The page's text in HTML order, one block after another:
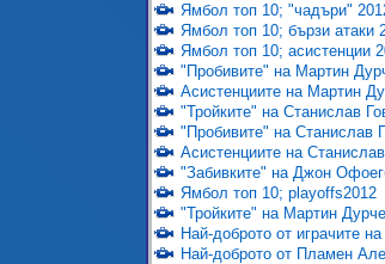
Ямбол топ 10; "чадъри"
Ямбол топ 10; бързи атаки
Ямбол топ 10; асистенции
"Пробивите" на Мартин
Асистенциите на Мартин
"Тройките" на Станислав
"Пробивите" на Станислав
Асистенциите на
"Забивките" на Джон
Ямбол топ 10; playoffs2012
"Тройките" на Мартин
Най-доброто от играчите
Най-доброто от Пламен